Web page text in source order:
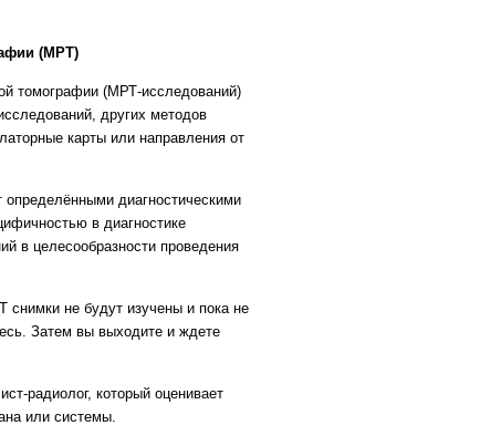
(МРТ)
томографии (МРТ-исследований)
других методов
карты или направления от
диагностическими
в диагностике
в целесообразности проведения
не будут изучены и пока не
Затем вы выходите и ждете
радиолог, который оценивает
или системы.